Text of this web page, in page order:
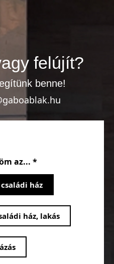
felújít?
benne!
az... *
ház
ház, lakás